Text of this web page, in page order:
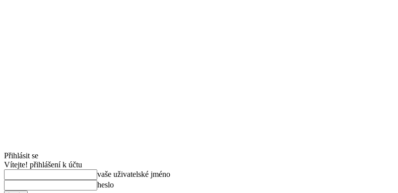
Přihlásit se
Vítejte! přihlášení k účtu
vaše uživatelské jméno
heslo